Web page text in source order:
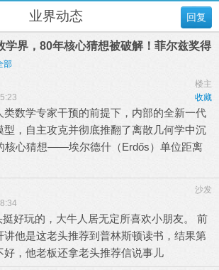
回复
业界动态
学界，80年核心猜想被破解！菲尔兹奖得
部
楼主
收藏
类数学专家干预的前提下，内部的全新一代
型，自主攻克并彻底推翻了离散几何学中沉
核心猜想——埃尔德什（Erdős）单位距离
沙发
挺好玩的，大牛人居无定所喜欢小朋友。 前
讲他是这老头推荐到普林斯顿读书，结果第
好，他老板还拿老头推荐信说事儿